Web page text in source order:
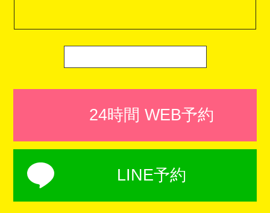
24時間 WEB予約
LINE予約